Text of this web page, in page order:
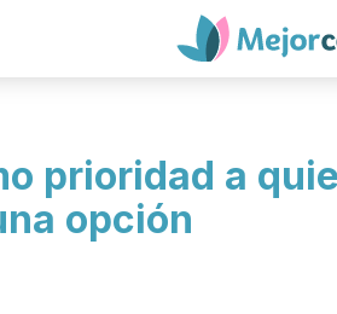
prioridad a
opción